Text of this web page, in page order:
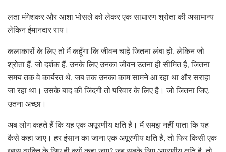
लता मंगेशकर और आशा भोसले को लेकर एक साधारण श्रोता की असामान्य
लेकिन ईमानदार राय।
कलाकारों के लिए तो मैं कहूँगा कि जीवन चाहे जितना लंबा हो, लेकिन जो
श्रोता हैं, जो दर्शक हैं, उनके लिए उनका जीवन उतना ही सीमित है, जितना
समय तक वे कार्यरत थे, जब तक उनका काम सामने आ रहा था और सराहा
जा रहा था। उसके बाद की जिंदगी तो परिवार के लिए है। जो जितना जिए,
उतना अच्छा।
अब लोग कहते हैं कि यह एक अपूरणीय क्षति है। मैं समझ नहीं पाता कि यह
कैसे कहा जाए। हर इंसान का जाना एक अपूरणीय क्षति है, तो फिर किसी एक